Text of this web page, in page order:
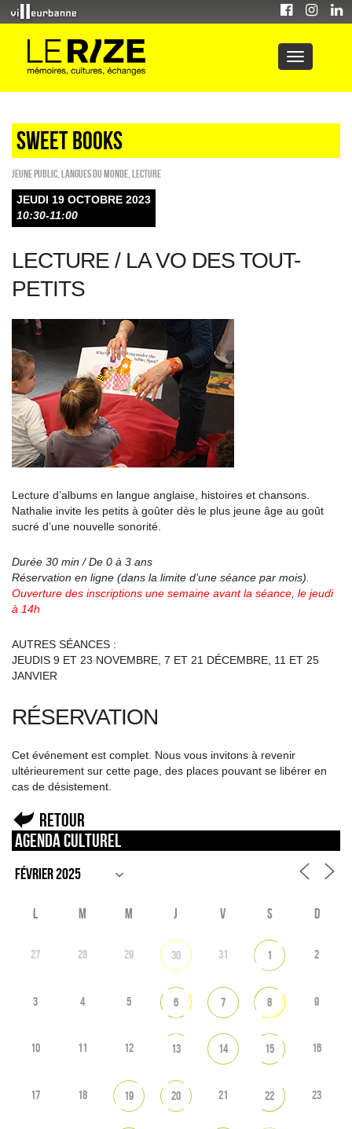
sweet books
Jeune public Langues du monde Lecture
JEUDI 19 OCTOBRE 2023
10:30-11:00
LECTURE / LA VO DES TOUT-
PETITS
Lecture d’albums en langue anglaise, histoires et chansons.
Nathalie invite les petits à goûter dès le plus jeune âge au goût
sucré d’une nouvelle sonorité.
Durée 30 min / De 0 à 3 ans
Réservation en ligne (dans la limite d’une séance par mois).
Ouverture des inscriptions une semaine avant la séance, le jeudi
à 14h
AUTRES SÉANCES :
JEUDIS 9 ET 23 NOVEMBRE, 7 ET 21 DÉCEMBRE, 11 ET 25
JANVIER
RÉSERVATION
Cet événement est complet. Nous vous invitons à revenir
ultérieurement sur cette page, des places pouvant se libérer en
cas de désistement.
Retour
Agenda culturel
L M M J V S D
27 28 29 30 31 1 2
3 4 5 6 7 8 9
10 11 12 13 14 15 16
17 18 19 20 21 22 23